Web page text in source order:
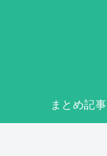
まとめ記事